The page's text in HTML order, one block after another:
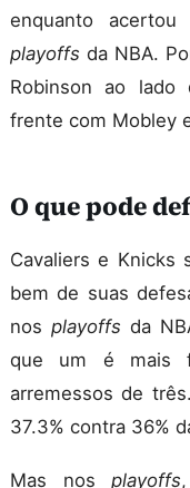
enquanto
playoffs da NBA.
Robinson ao
frente com Mobley
O que pode
Cavaliers e Knicks
bem de suas
nosplayoffs da
que um é mais
arremessos de
37.3% contra 36%
Mas nos playoffs